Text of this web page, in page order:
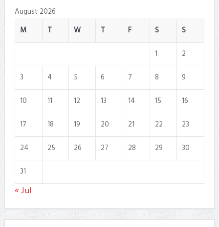
August 2026
M
T W T F S
S
1
2
3
4 5 6 7 8
9
10
11 12 13 14 15
16
17
18 19 20 21 22
23
24
25 26 27 28 29
30
31
« Jul